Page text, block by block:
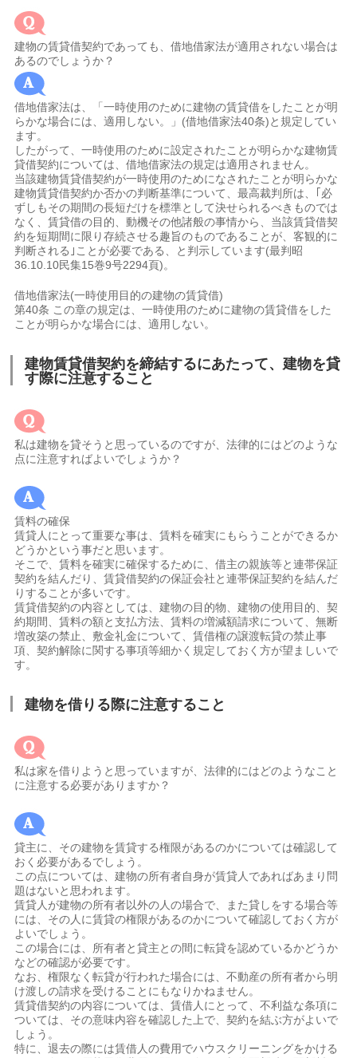
建物の賃貸借契約であっても、借地借家法が適用されない場合は
あるのでしょうか？
借地借家法は、「一時使用のために建物の賃貸借をしたことが明
らかな場合には、適用しない。」(借地借家法40条)と規定してい
ます。
したがって、一時使用のために設定されたことが明らかな建物賃
貸借契約については、借地借家法の規定は適用されません。
当該建物賃貸借契約が一時使用のためになされたことが明らかな
建物賃貸借契約か否かの判断基準について、最高裁判所は、｢必
ずしもその期間の長短だけを標準として決せられるべきものでは
なく、賃貸借の目的、動機その他諸般の事情から、当該賃貸借契
約を短期間に限り存続させる趣旨のものであることが、客観的に
判断される｣ことが必要である、と判示しています(最判昭
36.10.10民集15巻9号2294頁)。
借地借家法(一時使用目的の建物の賃貸借)
第40条 この章の規定は、一時使用のために建物の賃貸借をした
ことが明らかな場合には、適用しない。
建物賃貸借契約を締結するにあたって、建物を貸
す際に注意すること
私は建物を貸そうと思っているのですが、法律的にはどのような
点に注意すればよいでしょうか？
賃料の確保
賃貸人にとって重要な事は、賃料を確実にもらうことができるか
どうかという事だと思います。
そこで、賃料を確実に確保するために、借主の親族等と連帯保証
契約を結んだり、賃貸借契約の保証会社と連帯保証契約を結んだ
りすることが多いです。
賃貸借契約の内容としては、建物の目的物、建物の使用目的、契
約期間、賃料の額と支払方法、賃料の増減額請求について、無断
増改築の禁止、敷金礼金について、賃借権の譲渡転貸の禁止事
項、契約解除に関する事項等細かく規定しておく方が望ましいで
す。
建物を借りる際に注意すること
私は家を借りようと思っていますが、法律的にはどのようなこと
に注意する必要がありますか？
貸主に、その建物を賃貸する権限があるのかについては確認して
おく必要があるでしょう。
この点については、建物の所有者自身が賃貸人であればあまり問
題はないと思われます。
賃貸人が建物の所有者以外の人の場合で、また貸しをする場合等
には、その人に賃貸の権限があるのかについて確認しておく方が
よいでしょう。
この場合には、所有者と貸主との間に転貸を認めているかどうか
などの確認が必要です。
なお、権限なく転貸が行われた場合には、不動産の所有者から明
け渡しの請求を受けることにもなりかねません。
賃貸借契約の内容については、賃借人にとって、不利益な条項に
ついては、その意味内容を確認した上で、契約を結ぶ方がよいで
しょう。
特に、退去の際には賃借人の費用でハウスクリーニングをかける